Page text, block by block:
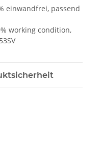
einwandfrei, passend
working condition,